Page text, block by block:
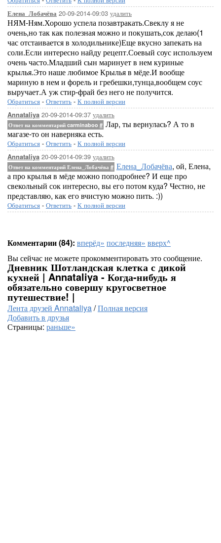
Елена_Лобачёва 20-09-2014-09:03 удалить
НЯМ-Ням.Хорошо успела позавтракать.Свеклу я не
очень,но так как полезная можно и покушать,сок делаю(1
час отстаивается в холодильнике)Еще вкусно запекать на
соли.Если интересно найду рецепт.Соевый соус используем
очень часто.Младший сын маринует в нем куриные
крылья.Это наше любимое Крылья в мёде.И вообще
мариную в нем и форель и гребешки,тунца,вообщем соус
выручает.А уж стир-фрай без него не получится.
Обратиться - Ответить - К полной версии
Annataliya 20-09-2014-09:37 удалить
Ответ на комментарий carminaboo # Лар, ты вернулась? А то в
магазе-то он наверняка есть.
Обратиться - Ответить - К полной версии
Annataliya 20-09-2014-09:39 удалить
Ответ на комментарий Елена_Лобачёва # Елена_Лобачёва, ой, Елена,
а про крылья в мёде можно поподробнее? И еще про
свекольный сок интересно, вы его потом куда? Честно, не
представляю, как его вчистую можно пить. :))
Обратиться - Ответить - К полной версии
Комментарии (84): вперёд» последняя» вверх^
Вы сейчас не можете прокомментировать это сообщение.
Дневник Шотландская клетка с дикой
кухней | Annataliya - Когда-нибудь я
обязательно совершу кругосветное
путешествие! |
Лента друзей Annataliya/Полная версия
Добавить в друзья
Страницы: раньше»